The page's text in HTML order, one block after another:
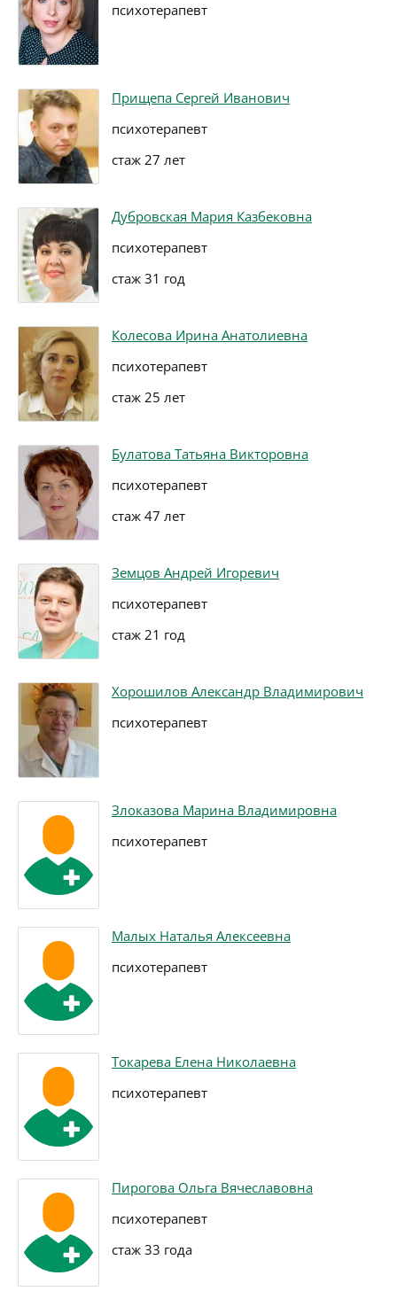
психотерапевт
Прищепа Сергей Иванович
психотерапевт
стаж 27 лет
Дубровская Мария Казбековна
психотерапевт
стаж 31 год
Колесова Ирина Анатолиевна
психотерапевт
стаж 25 лет
Булатова Татьяна Викторовна
психотерапевт
стаж 47 лет
Земцов Андрей Игоревич
психотерапевт
стаж 21 год
Хорошилов Александр Владимирович
психотерапевт
Злоказова Марина Владимировна
психотерапевт
Малых Наталья Алексеевна
психотерапевт
Токарева Елена Николаевна
психотерапевт
Пирогова Ольга Вячеславовна
психотерапевт
стаж 33 года